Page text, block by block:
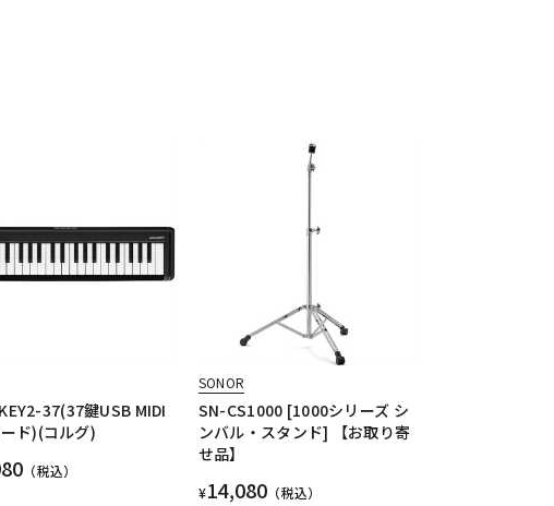
37(37鍵USB MIDI
ド)(コルグ)
（税込）
SONOR
SN-CS1000 [1000シリーズ シ
ンバル・スタンド] 【お取り寄
せ品】
¥14,080 （税込）